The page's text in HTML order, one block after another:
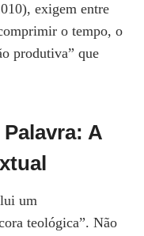
exigem entre
o tempo, o
produtiva” que
A
um
teológica”. Não